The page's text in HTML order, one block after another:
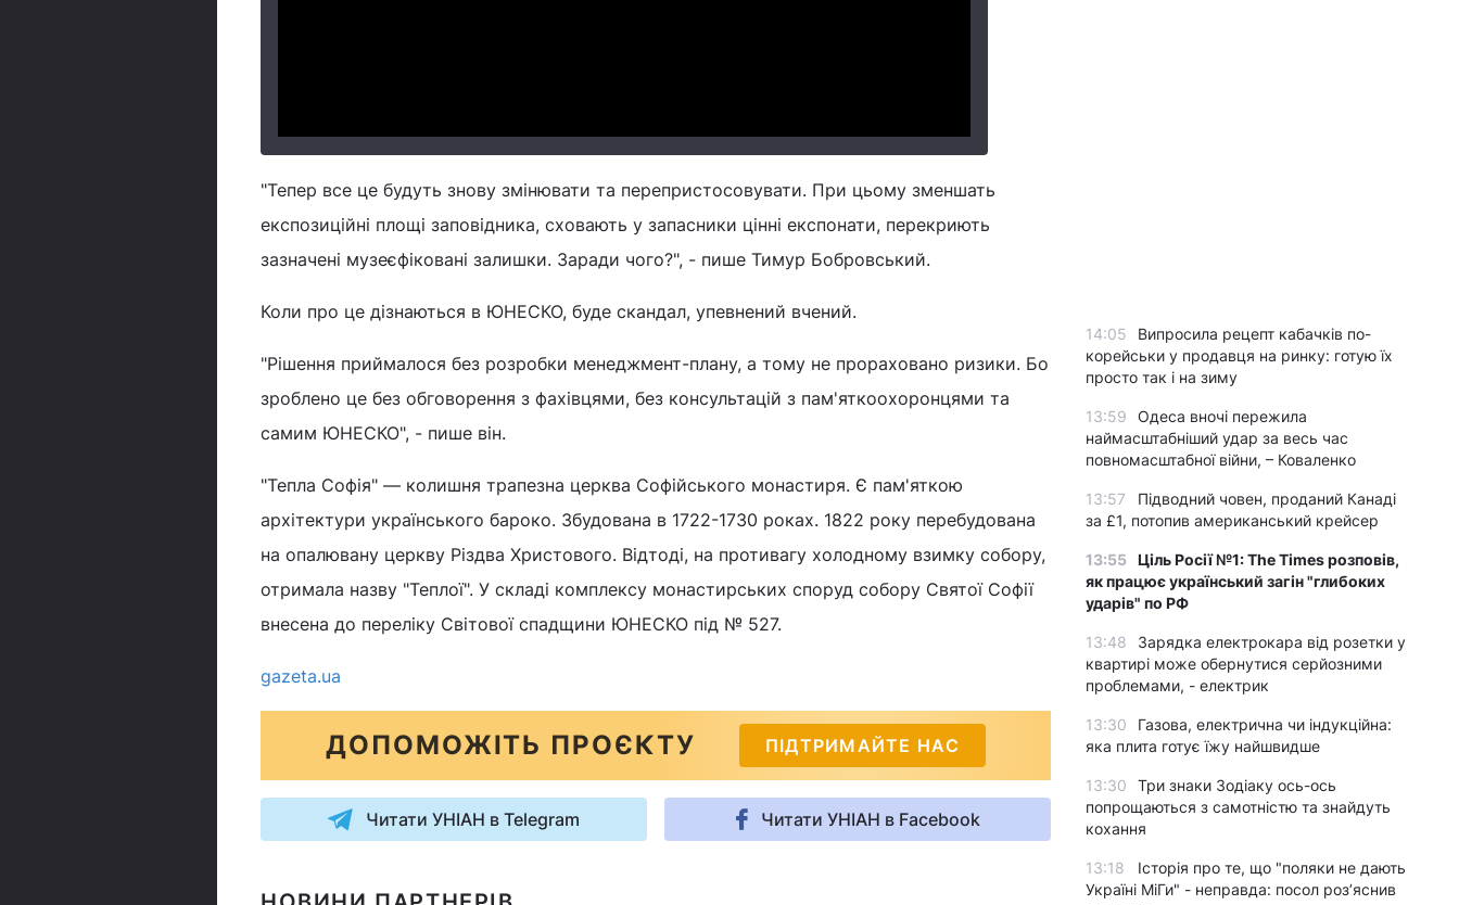
"Тепер все це будуть знову змінювати та перепристосовувати. При цьому зменшать
експозиційні площі заповідника, сховають у запасники цінні експонати, перекриють
зазначені музеєфіковані залишки. Заради чого?", - пише Тимур Бобровський.
Коли про це дізнаються в ЮНЕСКО, буде скандал, упевнений вчений.
"Рішення приймалося без розробки менеджмент-плану, а тому не прораховано ризики. Бо
зроблено це без обговорення з фахівцями, без консультацій з пам'яткоохоронцями та
самим ЮНЕСКО", - пише він.
"Тепла Софія" — колишня трапезна церква Софійського монастиря. Є пам'яткою
архітектури українського бароко. Збудована в 1722-1730 роках. 1822 року перебудована
на опалювану церкву Різдва Христового. Відтоді, на противагу холодному взимку собору,
отримала назву "Теплої". У складі комплексу монастирських споруд собору Святої Софії
внесена до переліку Світової спадщини ЮНЕСКО під № 527.
gazeta.ua
ДОПОМОЖІТЬ ПРОЄКТУ ПІДТРИМАЙТЕ НАС
Читати УНІАН в Telegram Читати УНІАН в Facebook
14:05
Випросила рецепт кабачків по-
корейськи у продавця на ринку: готую їх
просто так і на зиму
13:59
Одеса вночі пережила
наймасштабніший удар за весь час
повномасштабної війни, – Коваленко
13:57
Підводний човен, проданий Канаді
за £1, потопив американський крейсер
13:55 Ціль Росії №1: The Times розповів,
як працює український загін "глибоких
ударів" по РФ
13:48
Зарядка електрокара від розетки у
квартирі може обернутися серйозними
проблемами, - електрик
13:30
Газова, електрична чи індукційна:
яка плита готує їжу найшвидше
13:30
Три знаки Зодіаку ось-ось
попрощаються з самотністю та знайдуть
кохання
13:18
Історія про те, що "поляки не дають
Україні МіГи" - неправда: посол роз’яснив